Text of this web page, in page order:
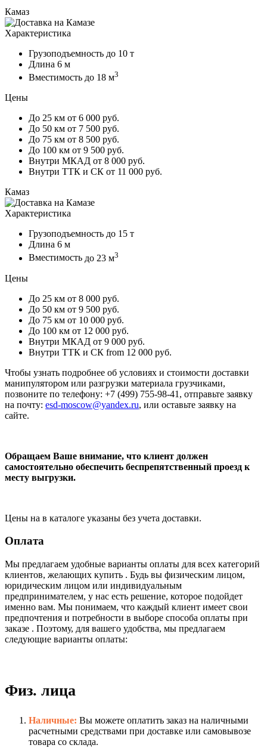
Камаз
Характеристика
Грузоподъемность до 10 т
Длина 6 м
Вместимость до 18 м3
Цены
До 25 км от 6 000 руб.
До 50 км от 7 500 руб.
До 75 км от 8 500 руб.
До 100 км от 9 500 руб.
Внутри МКАД от 8 000 руб.
Внутри ТТК и СК от 11 000 руб.
Камаз
Характеристика
Грузоподъемность до 15 т
Длина 6 м
Вместимость до 23 м3
Цены
До 25 км от 8 000 руб.
До 50 км от 9 500 руб.
До 75 км от 10 000 руб.
До 100 км от 12 000 руб.
Внутри МКАД от 9 000 руб.
Внутри ТТК и СК from 12 000 руб.
Чтобы узнать подробнее об условиях и стоимости доставки
манипулятором или разгрузки материала грузчиками,
позвоните по телефону: +7 (499) 755-98-41, отправьте заявку
на почту: esd-moscow@yandex.ru, или оставьте заявку на
сайте.
Обращаем Ваше внимание, что клиент должен
самостоятельно обеспечить беспрепятственный проезд к
месту выгрузки.
Цены на в каталоге указаны без учета доставки.
Оплата
Мы предлагаем удобные варианты оплаты для всех категорий
клиентов, желающих купить . Будь вы физическим лицом,
юридическим лицом или индивидуальным
предпринимателем, у нас есть решение, которое подойдет
именно вам. Мы понимаем, что каждый клиент имеет свои
предпочтения и потребности в выборе способа оплаты при
заказе . Поэтому, для вашего удобства, мы предлагаем
следующие варианты оплаты:
Физ. лица
Наличные: Вы можете оплатить заказ на наличными
расчетными средствами при доставке или самовывозе
товара со склада.